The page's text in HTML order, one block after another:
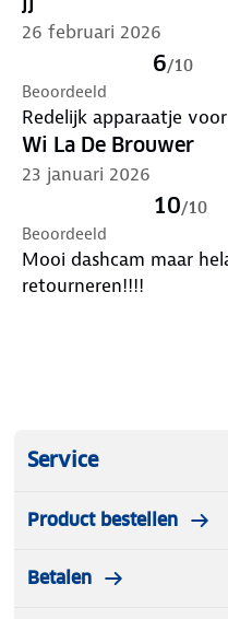
26 februari 2026
6/10
Beoordeeld
Redelijk apparaatje
Wi La De Brouwer
23 januari 2026
10/10
Beoordeeld
Mooi dashcam maar
retourneren!!!!
Service
Product bestellen
Betalen